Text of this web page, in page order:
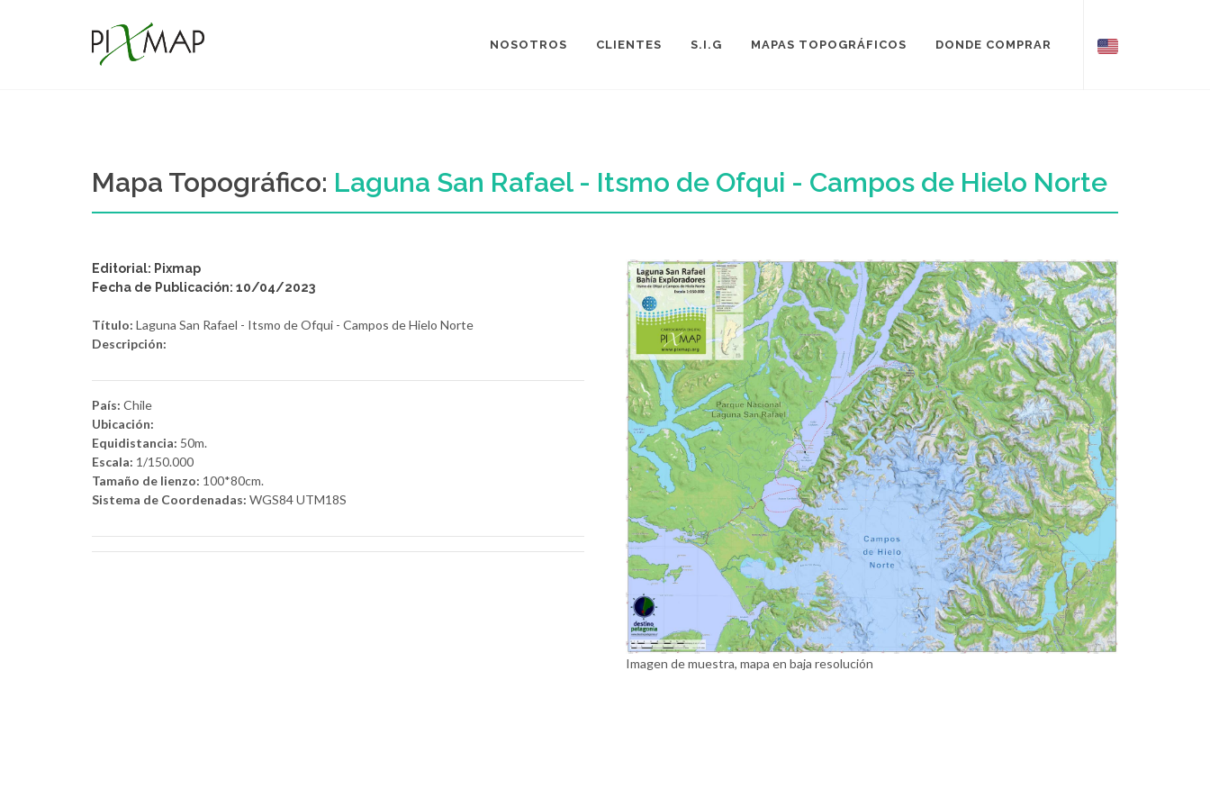
NOSOTROS CLIENTES S.I.G MAPAS TOPOGRÁFICOS DONDE COMPRAR
Mapa Topográfico: Laguna San Rafael - Itsmo de Ofqui - Campos de Hielo Norte
Editorial: Pixmap
Fecha de Publicación: 10/04/2023
Título: Laguna San Rafael - Itsmo de Ofqui - Campos de Hielo Norte
Descripción:
País: Chile
Ubicación:
Equidistancia: 50m.
Escala: 1/150.000
Tamaño de lienzo: 100*80cm.
Sistema de Coordenadas: WGS84 UTM18S
Imagen de muestra, mapa en baja resolución